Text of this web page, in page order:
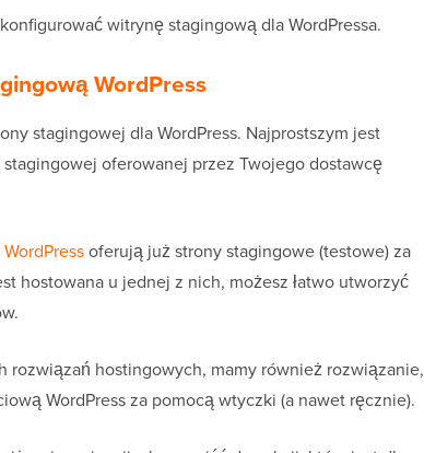
witrynę stagingową dla WordPressa.
WordPress
stagingowej dla WordPress. Najprostszym jest
oferowanej przez Twojego dostawcę
oferują już strony stagingowe (testowe) za
hostowana u jednej z nich, możesz łatwo utworzyć
hostingowych, mamy również rozwiązanie,
WordPress za pomocą wtyczki (a nawet ręcznie).